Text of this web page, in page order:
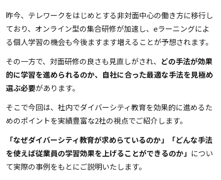
昨今、テレワークをはじめとする非対面中心の働き方に移行し
ており、 オンライン型の集合研修が加速し、eラーニングによ
る個人学習の機会も今後ますます増えることが予想されます。
その一方で、対面研修の良さも見直しがされ、 どの手法が効果
的に学習を進められるのか、自社に合った最適な手法を見極め
選ぶ必要があります。
そこで今回は、社内でダイバーシティ教育を効果的に進めるた
めのポイントを実績豊富な2社の視点でご紹介します。
「なぜダイバーシティ教育が求めらているのか」
「どんな手法
を使えば従業員の学習効果を上げることができるのか」 につい
て実際の事例をもとにご説明いたします。